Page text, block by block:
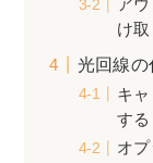
ア
け
光回線の
キ
する
オ